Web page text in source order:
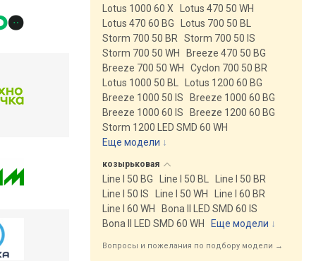
Lotus 1000 60 X
Lotus 470 50 WH
Lotus 470 60 BG
Lotus 700 50 BL
Storm 700 50 BR
Storm 700 50 IS
Storm 700 50 WH
Breeze 470 50 BG
Breeze 700 50 WH
Cyclon 700 50 BR
Lotus 1000 50 BL
Lotus 1200 60 BG
Breeze 1000 50 IS
Breeze 1000 60 BG
Breeze 1000 60 IS
Breeze 1200 60 BG
Storm 1200 LED SMD 60 WH
Еще модели ↓
козырьковая
Line I 50 BG Line I 50 BL
Line I 50 BR
Line I 50 IS
Line I 50 WH
Line I 60 BR
Line I 60 WH
Bona II LED SMD 60 IS
Bona II LED SMD 60 WH
Еще модели ↓
Вопросы и пожелания по подбору модели →